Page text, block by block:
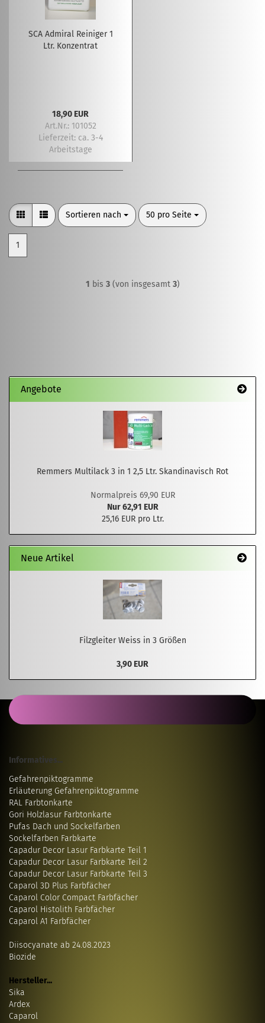
SCA Admiral Reiniger 1
Ltr. Konzentrat
18,90 EUR
Art.Nr.: 101052
Lieferzeit: ca. 3-4
Arbeitstage
Sortieren nach
Sortieren nach 50 pro Seite
pro Seite
1
1 bis 3(von insgesamt 3)
Angebote
Remmers Multilack 3 in 1 2,5 Ltr. Skandinavisch Rot
Normalpreis 69,90 EUR
Nur 62,91 EUR
25,16 EUR pro Ltr.
Neue Artikel
Filzgleiter Weiss in 3 Größen
3,90 EUR
Informatives...
Gefahrenpiktogramme
Erläuterung Gefahrenpiktogramme
RAL Farbtonkarte
Gori Holzlasur Farbtonkarte
Pufas Dach und Sockelfarben
Sockelfarben Farbkarte
Capadur Decor Lasur Farbkarte Teil 1
Capadur Decor Lasur Farbkarte Teil 2
Capadur Decor Lasur Farbkarte Teil 3
Caparol 3D Plus Farbfächer
Caparol Color Compact Farbfächer
Caparol Histolith Farbfächer
Caparol A1 Farbfächer
Diisocyanate ab 24.08.2023
Biozide
Hersteller...
Sika
Ardex
Caparol